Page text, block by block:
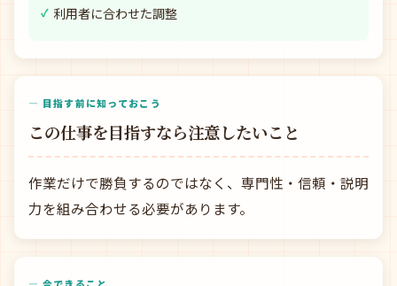
利用者に合わせた調整
— 目指す前に知っておこう
この仕事を目指すなら注意したいこと
作業だけで勝負するのではなく、専門性・信頼・説明
力を組み合わせる必要があります。